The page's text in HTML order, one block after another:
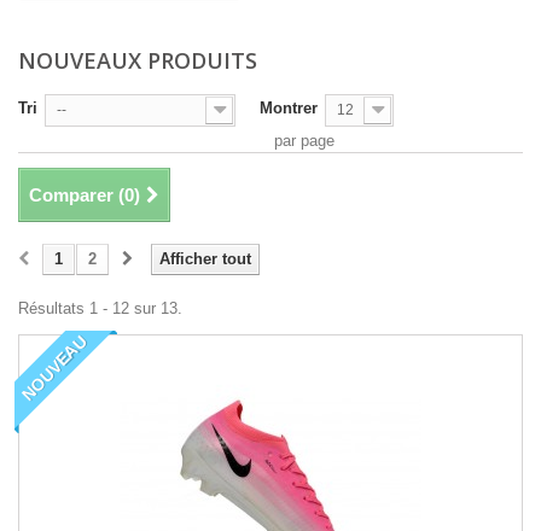
NOUVEAUX PRODUITS
Tri -- Montrer 12
par page
Comparer (0)
Afficher tout
1 2
Résultats 1 - 12 sur 13.
NOUVEAU